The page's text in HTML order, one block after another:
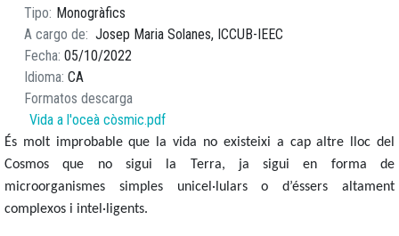
Tipo Monogràfics
A cargo de
Josep Maria Solanes, ICCUB-IEEC
Fecha 05/10/2022
Idioma CA
Formatos descarga
Vida a l'oceà còsmic.pdf
És molt improbable que la vida no existeixi a cap altre lloc del
Cosmos que no sigui la Terra, ja sigui en forma de
microorganismes simples unicel·lulars o d’éssers altament
complexos i intel·ligents.